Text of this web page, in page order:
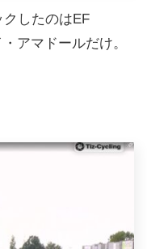
したのはEF
アマドールだけ。